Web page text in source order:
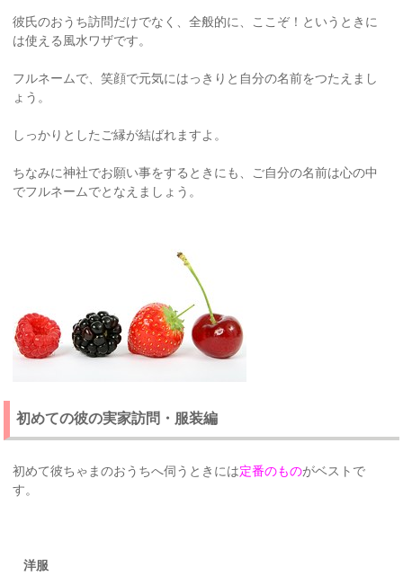
彼氏のおうち訪問だけでなく、全般的に、ここぞ！というときに
は使える風水ワザです。
フルネームで、笑顔で元気にはっきりと自分の名前をつたえまし
ょう。
しっかりとしたご縁が結ばれますよ。
ちなみに神社でお願い事をするときにも、ご自分の名前は心の中
でフルネームでとなえましょう。
初めての彼の実家訪問・服装編
初めて彼ちゃまのおうちへ伺うときには定番のものがベストで
す。
洋服